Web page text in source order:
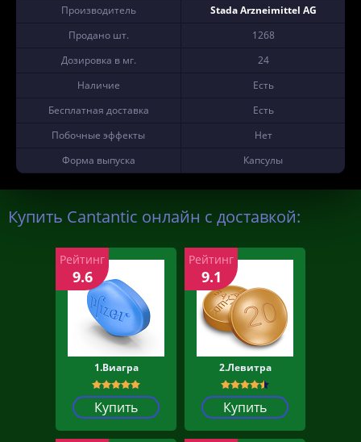
Производитель
Stada Arzneimittel AG
Продано шт.
1268
Дозировка в мг.
24
Наличие
Есть
Бесплатная доставка
Есть
Побочные эффекты
Нет
Форма выпуска
Капсулы
Купить Cantantic онлайн с доставкой:
1.Виагра
Купить
Рейтинг
9.6
2.Левитра
Купить
Рейтинг
9.1